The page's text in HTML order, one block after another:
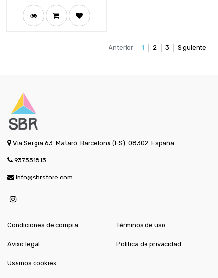
Anterior 1 2 3 Siguiente
Via Sergia 63 Mataró Barcelona (ES) 08302 España
937551813
info@sbrstore.com
Condiciones de compra
Aviso legal
Términos de uso
Política de privacidad
Usamos cookies